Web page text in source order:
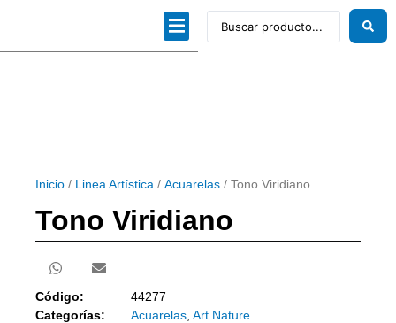
Inicio / Linea Artística / Acuarelas / Tono Viridiano
Tono Viridiano
Código:
44277
Categorías:
Acuarelas Art Nature